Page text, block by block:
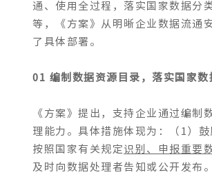
通、使用全过程，落实国家数据分
等，《方案》从明晰企业数据流通
了具体部署。
01 编制数据资源目录，落实国家
《方案》提出，支持企业通过编
理能力。具体措施体现为：（1）
按照国家有关规定 识别、申报重要
及时向数据处理者告知或公开发布